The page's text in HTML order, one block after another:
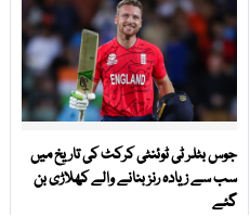
جوس بٹلر ٹی ٹوئنٹی کرکٹ کی تاریخ میں
سب سے زیادہ رنز بنانے والے کھلاڑی بن
گئے